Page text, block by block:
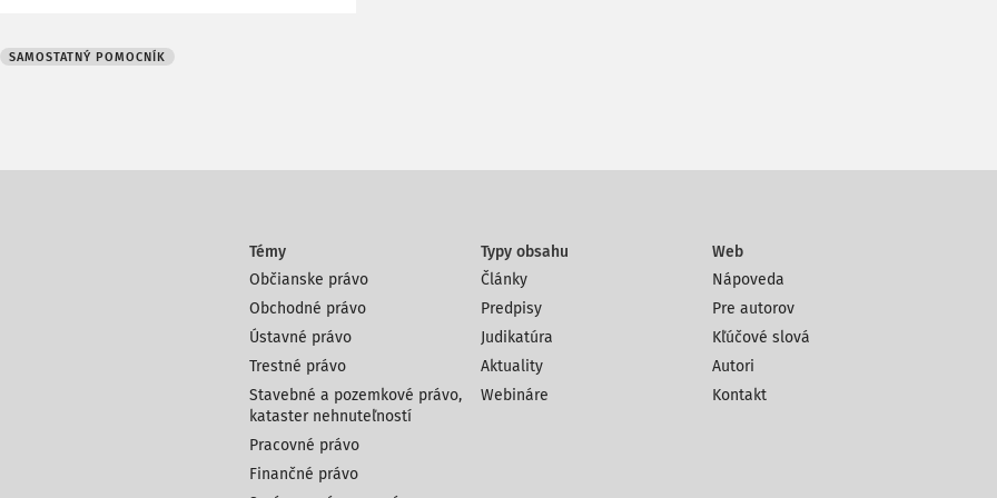
SAMOSTATNÝ POMOCNÍK
Témy
Občianske právo
Obchodné právo
Ústavné právo
Trestné právo
Stavebné a pozemkové právo,
kataster nehnuteľností
Pracovné právo
Finančné právo
Typy obsahu
Články
Predpisy
Judikatúra
Aktuality
Webináre
Web
Nápoveda
Pre autorov
Kľúčové slová
Autori
Kontakt